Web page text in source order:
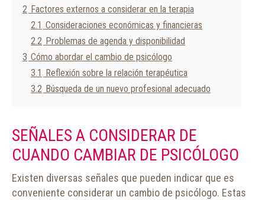
2 Factores externos a considerar en la terapia
2.1 Consideraciones económicas y financieras
2.2 Problemas de agenda y disponibilidad
3 Cómo abordar el cambio de psicólogo
3.1
Reflexión sobre la relación terapéutica
3.2 Búsqueda de un nuevo profesional adecuado
SEÑALES A CONSIDERAR DE
CUANDO CAMBIAR DE PSICÓLOGO
Existen diversas señales que pueden indicar que es
conveniente considerar un cambio de psicólogo. Estas